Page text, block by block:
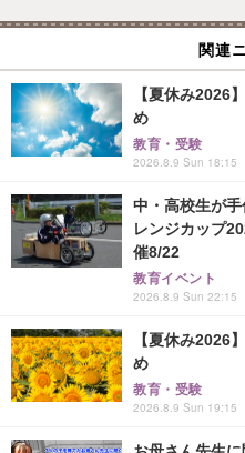
関連
【夏休み2026
め
教育・受験
2026.8.9 Sun 18:15
中・高校生が
レンジカップ
催8/22
教育イベント
2026.8.9 Sun 22:15
【夏休み2026
め
教育・受験
2026.8.9 Sun 19:15